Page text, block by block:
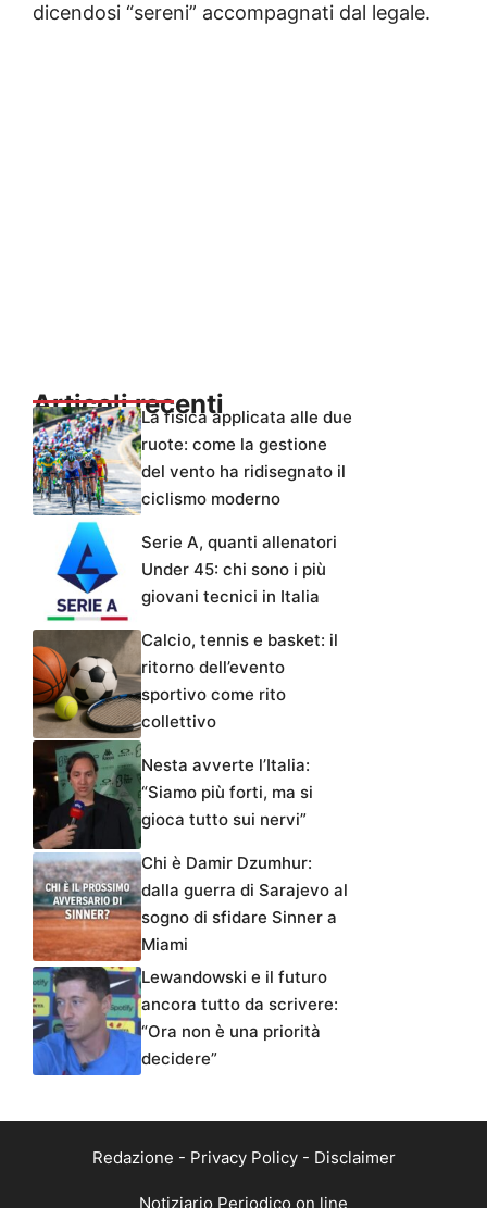
dicendosi “sereni” accompagnati dal legale.
Articoli recentiLa fisica applicata alle due
ruote: come la gestione
del vento ha ridisegnato il
ciclismo moderno
Serie A, quanti allenatori
Under 45: chi sono i più
giovani tecnici in Italia
Calcio, tennis e basket: il
ritorno dell’evento
sportivo come rito
collettivo
Nesta avverte l’Italia:
“Siamo più forti, ma si
gioca tutto sui nervi”
Chi è Damir Dzumhur:
dalla guerra di Sarajevo al
sogno di sfidare Sinner a
Miami
Lewandowski e il futuro
ancora tutto da scrivere:
“Ora non è una priorità
decidere”
Redazione - Privacy Policy- Disclaimer
Notiziario Periodico on line